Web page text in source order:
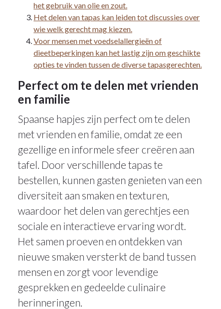
het gebruik van olie en zout.
Het delen van tapas kan leiden tot discussies over
wie welk gerecht mag kiezen.
Voor mensen met voedselallergieën of
dieetbeperkingen kan het lastig zijn om geschikte
opties te vinden tussen de diverse tapasgerechten.
Perfect om te delen met vrienden
en familie
Spaanse hapjes zijn perfect om te delen
met vrienden en familie, omdat ze een
gezellige en informele sfeer creëren aan
tafel. Door verschillende tapas te
bestellen, kunnen gasten genieten van een
diversiteit aan smaken en texturen,
waardoor het delen van gerechtjes een
sociale en interactieve ervaring wordt.
Het samen proeven en ontdekken van
nieuwe smaken versterkt de band tussen
mensen en zorgt voor levendige
gesprekken en gedeelde culinaire
herinneringen.